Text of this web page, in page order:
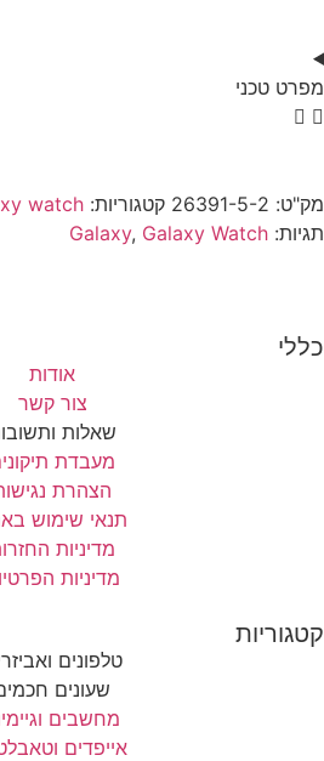
מפרט טכני
מק"ט: 26391-5-2 קטגוריות: watch
תגיות:
Galaxy, Galaxy Watch
כללי
אודות
צור קשר
שאלות
מעבדת
הצהרת
תנאי שימוש
מדיניות
מדיניות
קטגוריות
טלפונים
שעונים
מחשבים
אייפדים